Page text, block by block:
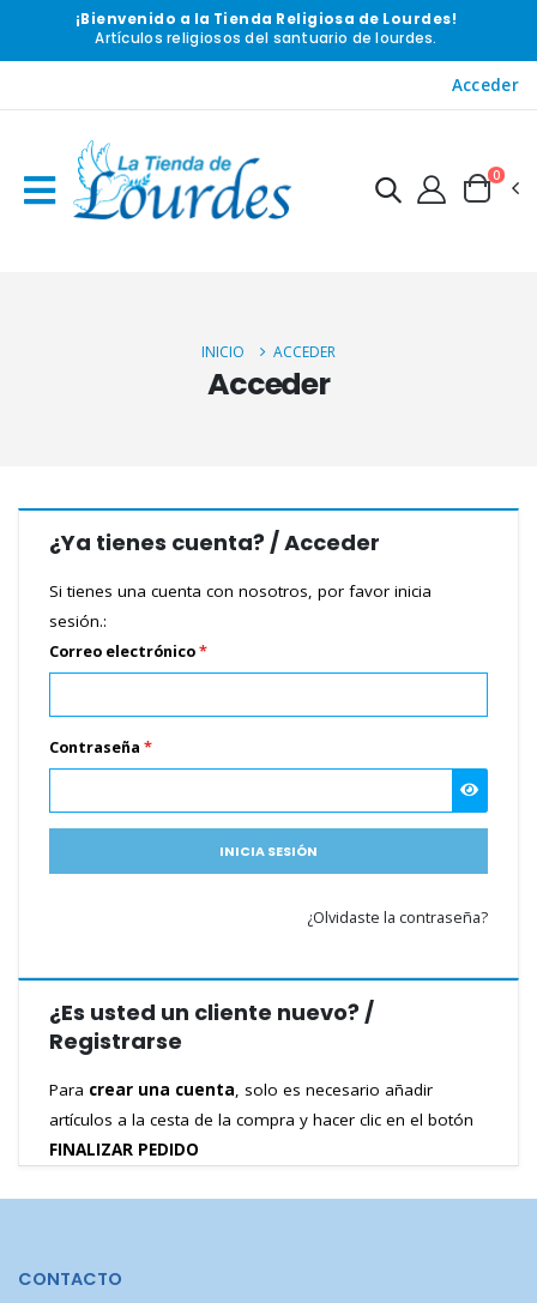
¡Bienvenido a la Tienda Religiosa de Lourdes!
Artículos religiosos del santuario de lourdes.
Acceder
0
INICIO ACCEDER
Acceder
¿Ya tienes cuenta? / Acceder
Si tienes una cuenta con nosotros, por favor inicia
sesión.:
Correo electrónico*
Contraseña *
INICIA SESIÓN
¿Olvidaste la contraseña?
¿Es usted un cliente nuevo? /
Registrarse
Para crear una cuenta, solo es necesario añadir
artículos a la cesta de la compra y hacer clic en el botón
FINALIZAR PEDIDO
CONTACTO